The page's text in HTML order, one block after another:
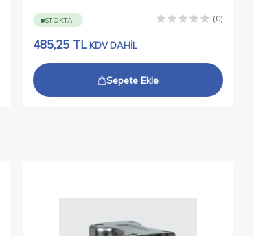
STOKTA (0)
485,25TL KDV DAHİL
Sepete Ekle